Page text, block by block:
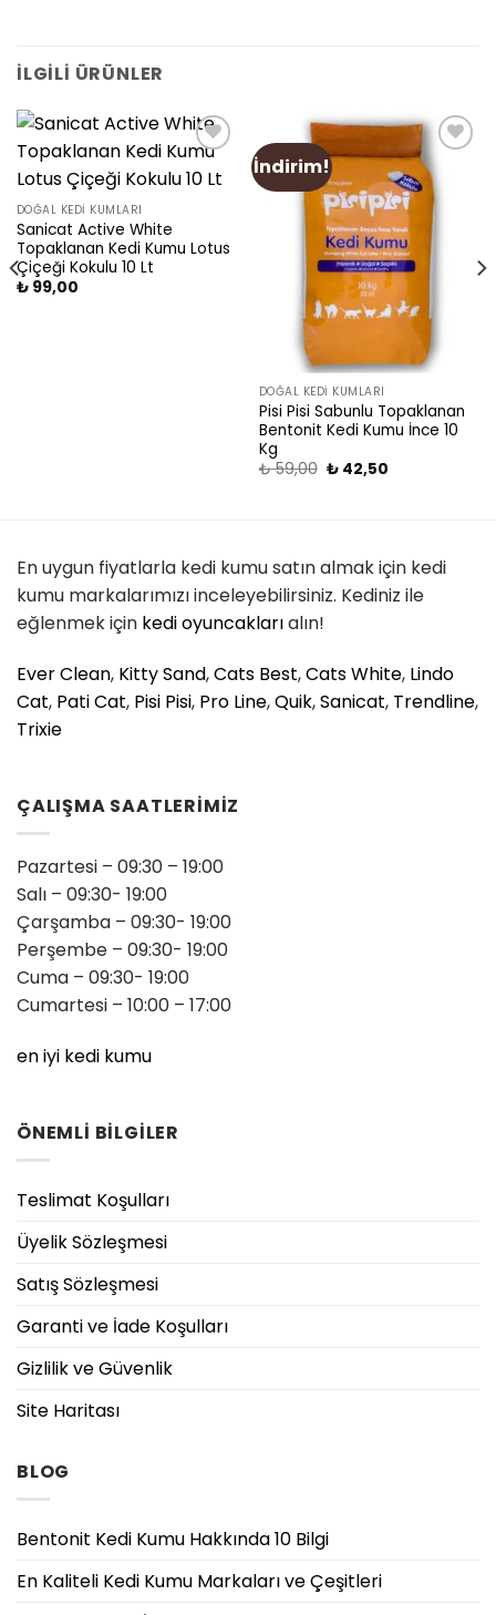
İLGILI ÜRÜNLER
to
DOĞAL KEDI KUMLARI
Sanicat Active White
Topaklanan Kedi Kumu Lotus
Çiçeği Kokulu 10 Lt
₺99,00
İndirim!
wishlist
DOĞAL KEDI KUMLARI
Pisi Pisi Sabunlu Topaklanan
Bentonit Kedi Kumu İnce 10
Kg
₺59,00 ₺42,50
En uygun fiyatlarla kedi kumu satın almak için kedi
kumu markalarımızı inceleyebilirsiniz. Kediniz ile
eğlenmek için kedi oyuncaklarıalın!
Ever Clean, Kitty Sand,Cats Best,Cats White, Lindo
Cat, Pati Cat, Pisi Pisi, Pro Line,Quik,Sanicat, Trendline,
Trixie
ÇALIŞMA SAATLERİMİZ
Pazartesi – 09:30 – 19:00
Salı – 09:30- 19:00
Çarşamba – 09:30- 19:00
Perşembe – 09:30- 19:00
Cuma – 09:30- 19:00
Cumartesi – 10:00 – 17:00
en iyi kedi kumu
ÖNEMLİ BİLGİLER
Teslimat Koşulları
Üyelik Sözleşmesi
Satış Sözleşmesi
Garanti ve İade Koşulları
Gizlilik ve Güvenlik
Site Haritası
BLOG
Bentonit Kedi Kumu Hakkında 10 Bilgi
En Kaliteli Kedi Kumu Markaları ve Çeşitleri